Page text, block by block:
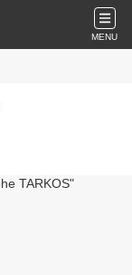
MENU